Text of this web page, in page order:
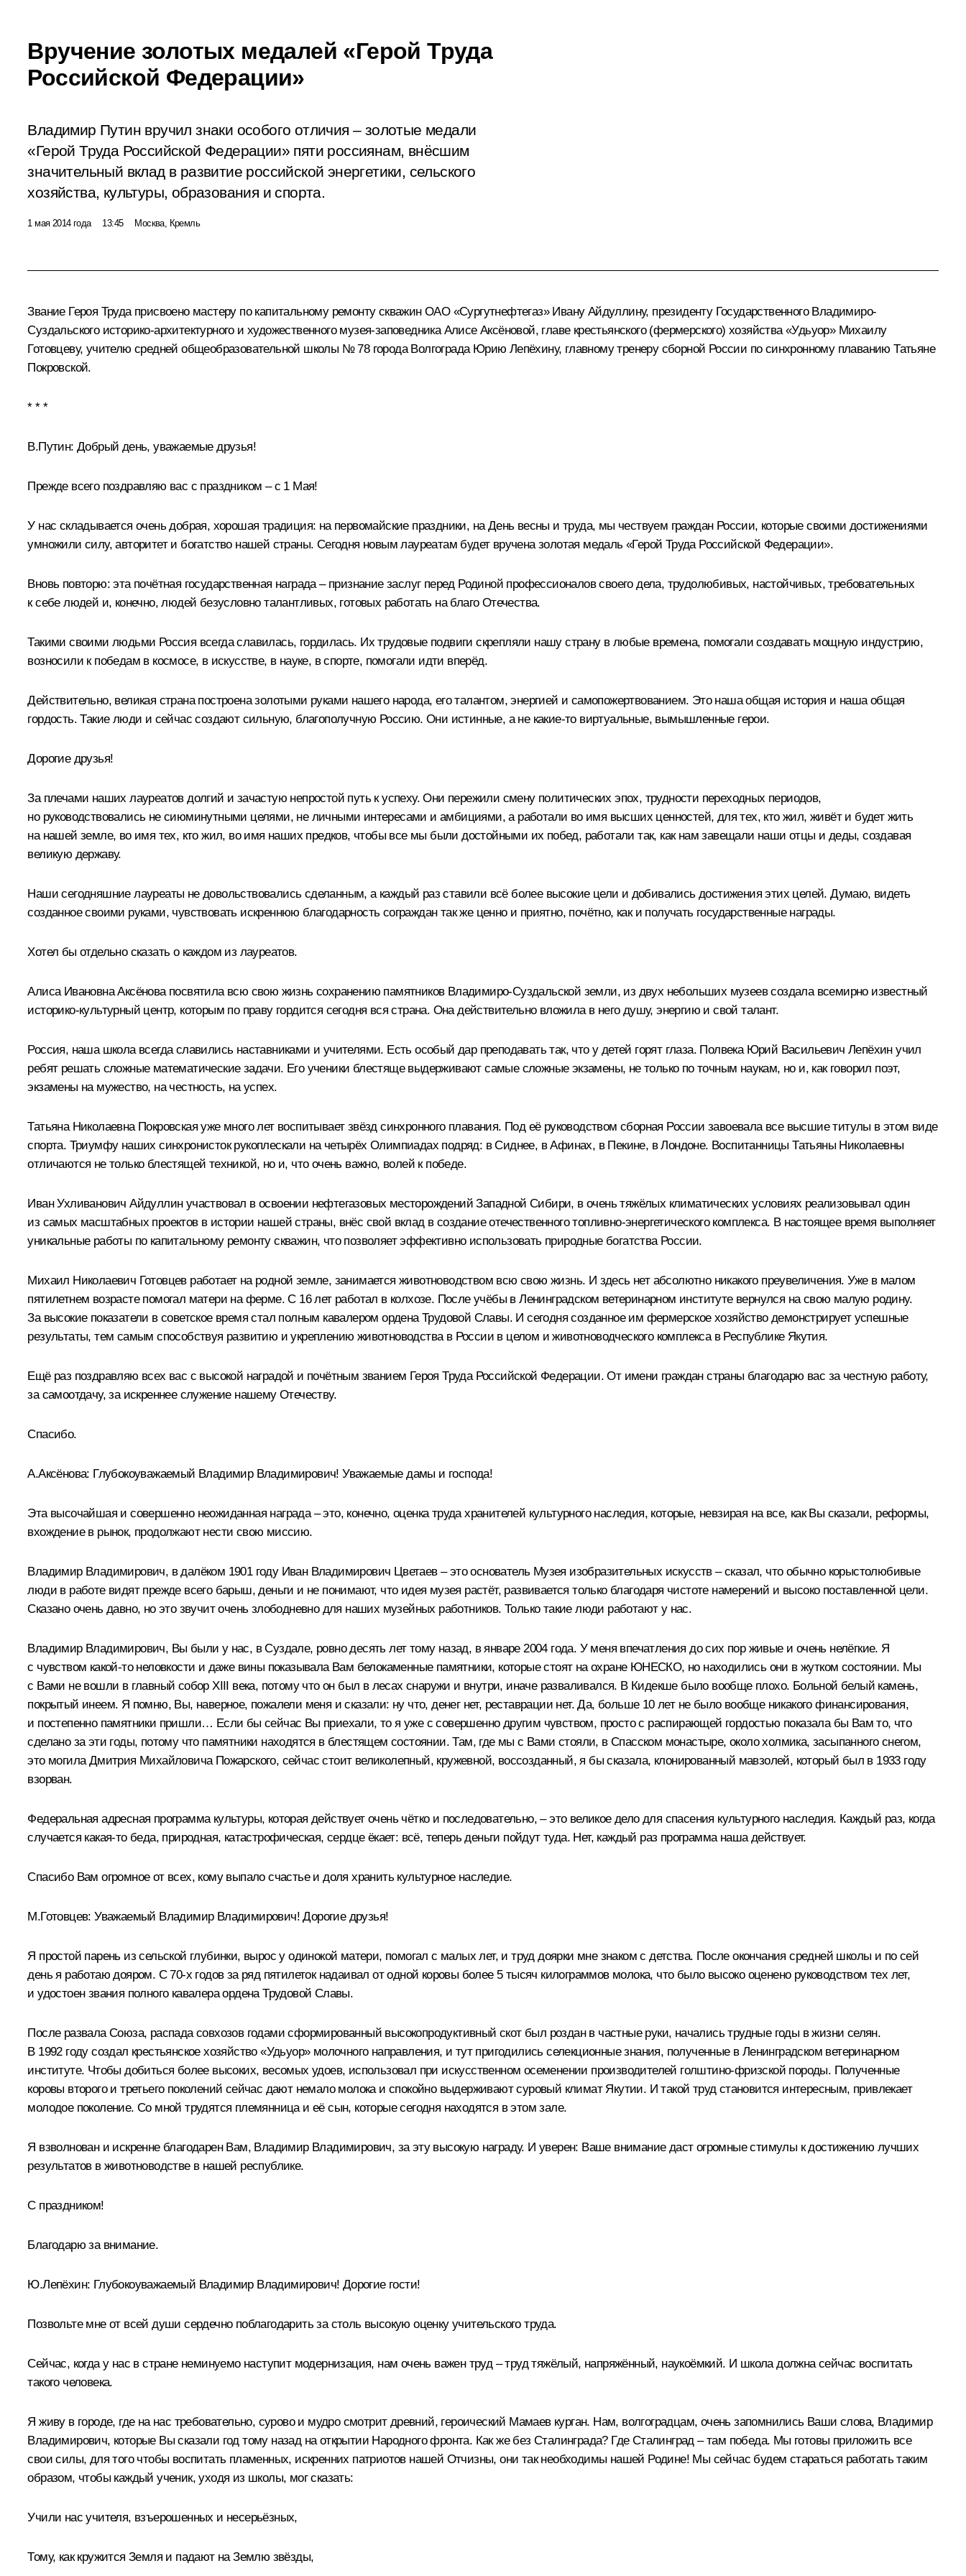
Вручение золотых медалей «Герой Труда
Российской Федерации»
Владимир Путин вручил знаки особого отличия – золотые медали
«Герой Труда Российской Федерации» пяти россиянам, внёсшим
значительный вклад в развитие российской энергетики, сельского
хозяйства, культуры, образования и спорта.
1 мая 2014 года 13:45 Москва, Кремль
Звание Героя Труда присвоено мастеру по капитальному ремонту скважин ОАО «Сургутнефтегаз» Ивану Айдуллину, президенту Государственного Владимиро-
Суздальского историко-архитектурного и художественного музея-заповедника Алисе Аксёновой, главе крестьянского (фермерского) хозяйства «Удьуор» Михаилу
Готовцеву, учителю средней общеобразовательной школы № 78 города Волгограда Юрию Лепёхину, главному тренеру сборной России по синхронному плаванию Татьяне
Покровской.
* * *
В.Путин: Добрый день, уважаемые друзья!
Прежде всего поздравляю вас с праздником – с 1 Мая!
У нас складывается очень добрая, хорошая традиция: на первомайские праздники, на День весны и труда, мы чествуем граждан России, которые своими достижениями
умножили силу, авторитет и богатство нашей страны. Сегодня новым лауреатам будет вручена золотая медаль «Герой Труда Российской Федерации».
Вновь повторю: эта почётная государственная награда – признание заслуг перед Родиной профессионалов своего дела, трудолюбивых, настойчивых, требовательных
к себе людей и, конечно, людей безусловно талантливых, готовых работать на благо Отечества.
Такими своими людьми Россия всегда славилась, гордилась. Их трудовые подвиги скрепляли нашу страну в любые времена, помогали создавать мощную индустрию,
возносили к победам в космосе, в искусстве, в науке, в спорте, помогали идти вперёд.
Действительно, великая страна построена золотыми руками нашего народа, его талантом, энергией и самопожертвованием. Это наша общая история и наша общая
гордость. Такие люди и сейчас создают сильную, благополучную Россию. Они истинные, а не какие‑то виртуальные, вымышленные герои.
Дорогие друзья!
За плечами наших лауреатов долгий и зачастую непростой путь к успеху. Они пережили смену политических эпох, трудности переходных периодов,
но руководствовались не сиюминутными целями, не личными интересами и амбициями, а работали во имя высших ценностей, для тех, кто жил, живёт и будет жить
на нашей земле, во имя тех, кто жил, во имя наших предков, чтобы все мы были достойными их побед, работали так, как нам завещали наши отцы и деды, создавая
великую державу.
Наши сегодняшние лауреаты не довольствовались сделанным, а каждый раз ставили всё более высокие цели и добивались достижения этих целей. Думаю, видеть
созданное своими руками, чувствовать искреннюю благодарность сограждан так же ценно и приятно, почётно, как и получать государственные награды.
Хотел бы отдельно сказать о каждом из лауреатов.
Алиса Ивановна Аксёнова посвятила всю свою жизнь сохранению памятников Владимиро-Суздальской земли, из двух небольших музеев создала всемирно известный
историко-культурный центр, которым по праву гордится сегодня вся страна. Она действительно вложила в него душу, энергию и свой талант.
Россия, наша школа всегда славились наставниками и учителями. Есть особый дар преподавать так, что у детей горят глаза. Полвека Юрий Васильевич Лепёхин учил
ребят решать сложные математические задачи. Его ученики блестяще выдерживают самые сложные экзамены, не только по точным наукам, но и, как говорил поэт,
экзамены на мужество, на честность, на успех.
Татьяна Николаевна Покровская уже много лет воспитывает звёзд синхронного плавания. Под её руководством сборная России завоевала все высшие титулы в этом виде
спорта. Триумфу наших синхронисток рукоплескали на четырёх Олимпиадах подряд: в Сиднее, в Афинах, в Пекине, в Лондоне. Воспитанницы Татьяны Николаевны
отличаются не только блестящей техникой, но и, что очень важно, волей к победе.
Иван Ухливанович Айдуллин участвовал в освоении нефтегазовых месторождений Западной Сибири, в очень тяжёлых климатических условиях реализовывал один
из самых масштабных проектов в истории нашей страны, внёс свой вклад в создание отечественного топливно-энергетического комплекса. В настоящее время выполняет
уникальные работы по капитальному ремонту скважин, что позволяет эффективно использовать природные богатства России.
Михаил Николаевич Готовцев работает на родной земле, занимается животноводством всю свою жизнь. И здесь нет абсолютно никакого преувеличения. Уже в малом
пятилетнем возрасте помогал матери на ферме. С 16 лет работал в колхозе. После учёбы в Ленинградском ветеринарном институте вернулся на свою малую родину.
За высокие показатели в советское время стал полным кавалером ордена Трудовой Славы. И сегодня созданное им фермерское хозяйство демонстрирует успешные
результаты, тем самым способствуя развитию и укреплению животноводства в России в целом и животноводческого комплекса в Республике Якутия.
Ещё раз поздравляю всех вас с высокой наградой и почётным званием Героя Труда Российской Федерации. От имени граждан страны благодарю вас за честную работу,
за самоотдачу, за искреннее служение нашему Отечеству.
Спасибо.
А.Аксёнова: Глубокоуважаемый Владимир Владимирович! Уважаемые дамы и господа!
Эта высочайшая и совершенно неожиданная награда – это, конечно, оценка труда хранителей культурного наследия, которые, невзирая на все, как Вы сказали, реформы,
вхождение в рынок, продолжают нести свою миссию.
Владимир Владимирович, в далёком 1901 году Иван Владимирович Цветаев – это основатель Музея изобразительных искусств – сказал, что обычно корыстолюбивые
люди в работе видят прежде всего барыш, деньги и не понимают, что идея музея растёт, развивается только благодаря чистоте намерений и высоко поставленной цели.
Сказано очень давно, но это звучит очень злободневно для наших музейных работников. Только такие люди работают у нас.
Владимир Владимирович, Вы были у нас, в Суздале, ровно десять лет тому назад, в январе 2004 года. У меня впечатления до сих пор живые и очень нелёгкие. Я
с чувством какой‑то неловкости и даже вины показывала Вам белокаменные памятники, которые стоят на охране ЮНЕСКО, но находились они в жутком состоянии. Мы
с Вами не вошли в главный собор XIII века, потому что он был в лесах снаружи и внутри, иначе разваливался. В Кидекше было вообще плохо. Больной белый камень,
покрытый инеем. Я помню, Вы, наверное, пожалели меня и сказали: ну что, денег нет, реставрации нет. Да, больше 10 лет не было вообще никакого финансирования,
и постепенно памятники пришли… Если бы сейчас Вы приехали, то я уже с совершенно другим чувством, просто с распирающей гордостью показала бы Вам то, что
сделано за эти годы, потому что памятники находятся в блестящем состоянии. Там, где мы с Вами стояли, в Спасском монастыре, около холмика, засыпанного снегом,
это могила Дмитрия Михайловича Пожарского, сейчас стоит великолепный, кружевной, воссозданный, я бы сказала, клонированный мавзолей, который был в 1933 году
взорван.
Федеральная адресная программа культуры, которая действует очень чётко и последовательно, – это великое дело для спасения культурного наследия. Каждый раз, когда
случается какая‑то беда, природная, катастрофическая, сердце ёкает: всё, теперь деньги пойдут туда. Нет, каждый раз программа наша действует.
Спасибо Вам огромное от всех, кому выпало счастье и доля хранить культурное наследие.
М.Готовцев: Уважаемый Владимир Владимирович! Дорогие друзья!
Я простой парень из сельской глубинки, вырос у одинокой матери, помогал с малых лет, и труд доярки мне знаком с детства. После окончания средней школы и по сей
день я работаю дояром. С 70-х годов за ряд пятилеток надаивал от одной коровы более 5 тысяч килограммов молока, что было высоко оценено руководством тех лет,
и удостоен звания полного кавалера ордена Трудовой Славы.
После развала Союза, распада совхозов годами сформированный высокопродуктивный скот был роздан в частные руки, начались трудные годы в жизни селян.
В 1992 году создал крестьянское хозяйство «Удьуор» молочного направления, и тут пригодились селекционные знания, полученные в Ленинградском ветеринарном
институте. Чтобы добиться более высоких, весомых удоев, использовал при искусственном осеменении производителей голштино-фризской породы. Полученные
коровы второго и третьего поколений сейчас дают немало молока и спокойно выдерживают суровый климат Якутии. И такой труд становится интересным, привлекает
молодое поколение. Со мной трудятся племянница и её сын, которые сегодня находятся в этом зале.
Я взволнован и искренне благодарен Вам, Владимир Владимирович, за эту высокую награду. И уверен: Ваше внимание даст огромные стимулы к достижению лучших
результатов в животноводстве в нашей республике.
С праздником!
Благодарю за внимание.
Ю.Лепёхин: Глубокоуважаемый Владимир Владимирович! Дорогие гости!
Позвольте мне от всей души сердечно поблагодарить за столь высокую оценку учительского труда.
Сейчас, когда у нас в стране неминуемо наступит модернизация, нам очень важен труд – труд тяжёлый, напряжённый, наукоёмкий. И школа должна сейчас воспитать
такого человека.
Я живу в городе, где на нас требовательно, сурово и мудро смотрит древний, героический Мамаев курган. Нам, волгоградцам, очень запомнились Ваши слова, Владимир
Владимирович, которые Вы сказали год тому назад на открытии Народного фронта. Как же без Сталинграда? Где Сталинград – там победа. Мы готовы приложить все
свои силы, для того чтобы воспитать пламенных, искренних патриотов нашей Отчизны, они так необходимы нашей Родине! Мы сейчас будем стараться работать таким
образом, чтобы каждый ученик, уходя из школы, мог сказать:
Учили нас учителя, взъерошенных и несерьёзных,
Тому, как кружится Земля и падают на Землю звёзды,